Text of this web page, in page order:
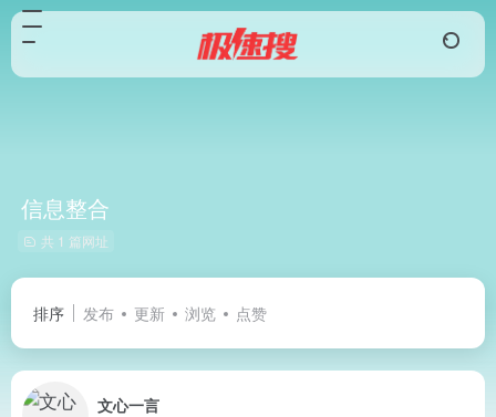
信息整合
共 1 篇网址
排序 发布 更新 浏览 点赞
文心一言